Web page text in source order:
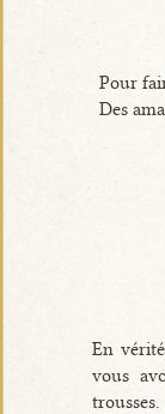
Pour
Des
En
vous
trousses.